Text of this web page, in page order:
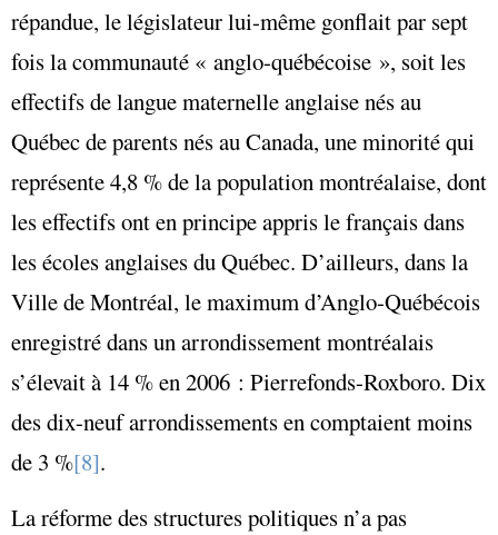
répandue, le législateur lui-même gonflait par sept
fois la communauté « anglo-québécoise », soit les
effectifs de langue maternelle anglaise nés au
Québec de parents nés au Canada, une minorité qui
représente 4,8 % de la population montréalaise, dont
les effectifs ont en principe appris le français dans
les écoles anglaises du Québec. D’ailleurs, dans la
Ville de Montréal, le maximum d’Anglo-Québécois
enregistré dans un arrondissement montréalais
s’élevait à 14 % en 2006 : Pierrefonds-Roxboro. Dix
des dix-neuf arrondissements en comptaient moins
de 3 %[8].
La réforme des structures politiques n’a pas